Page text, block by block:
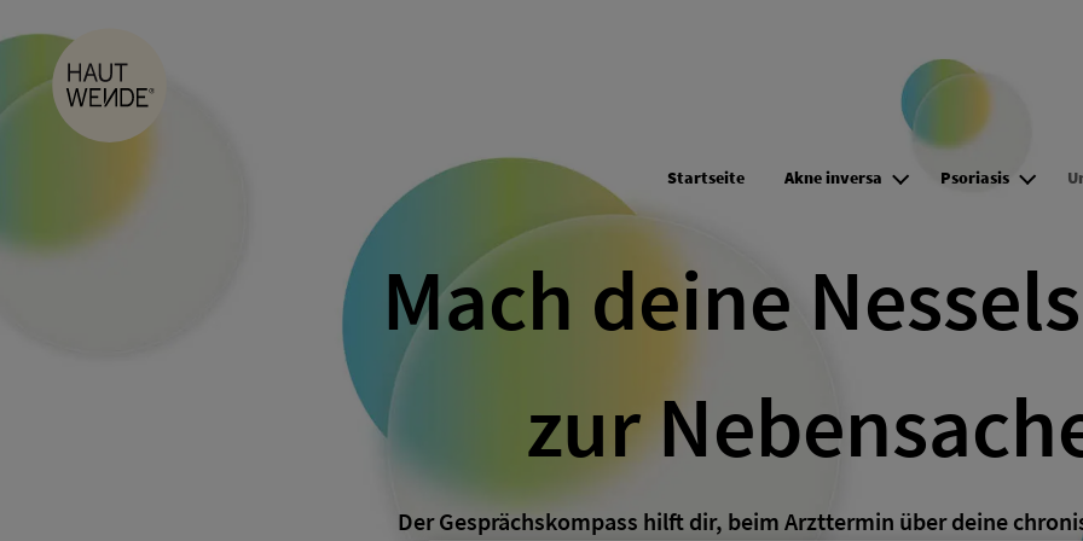
Site Logo
Startseite Akne inversa Psoriasis
Mach deine
zur
Der Gesprächskompass hilft dir, beim Arzttermin über deine